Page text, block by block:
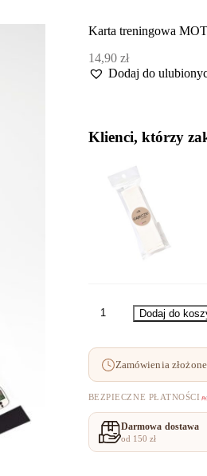
Karta treningowa
14,90 zł
Dodaj do
Klienci, którzy
ilość
MOTYWY
ZWIERZĘCE
Naaily
Dodaj do
Zamówienia
BEZPIECZNE PŁATNOŚCI
Darmowa dostawa
od 150 zł